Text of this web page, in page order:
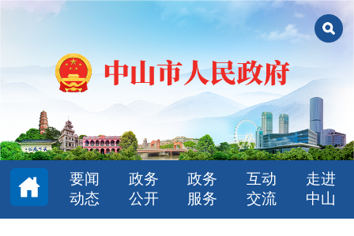
要闻
动态
政务
公开
政务
服务
互动
交流
走进
中山